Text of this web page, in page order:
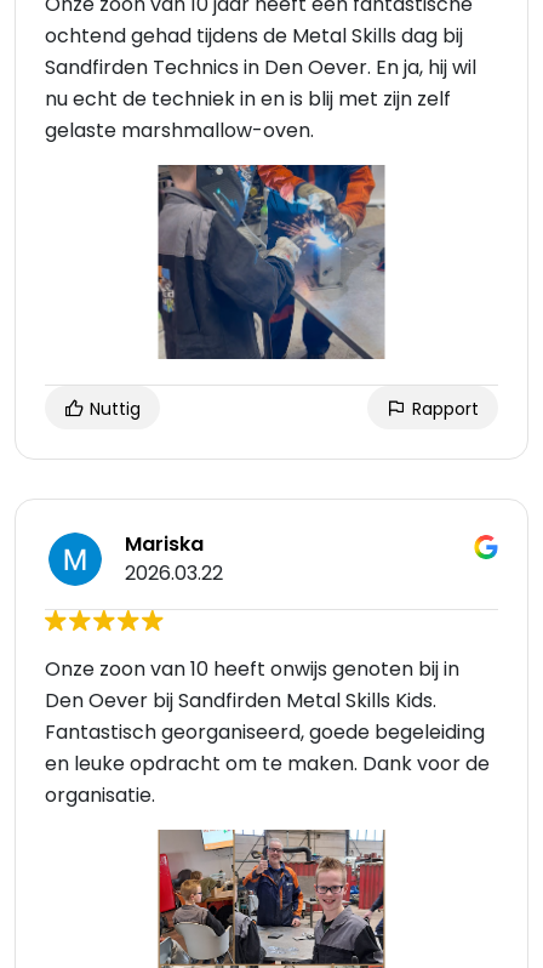
ochtend gehad tijdens de Metal Skills dag bij
Sandfirden Technics in Den Oever. En ja, hij wil
nu echt de techniek in en is blij met zijn zelf
gelaste marshmallow-oven.
Nuttig Rapport
Mariska
2026.03.22
Onze zoon van 10 heeft onwijs genoten bij in
Den Oever bij Sandfirden Metal Skills Kids.
Fantastisch georganiseerd, goede begeleiding
en leuke opdracht om te maken. Dank voor de
organisatie.